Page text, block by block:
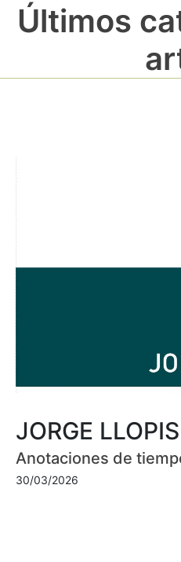
Últimos
JORGE LLOPIS
Anotaciones de
30/03/2026